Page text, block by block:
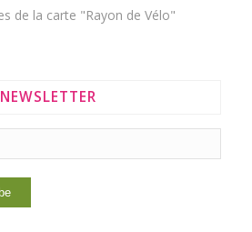
de la carte "Rayon de Vélo"
NEWSLETTER